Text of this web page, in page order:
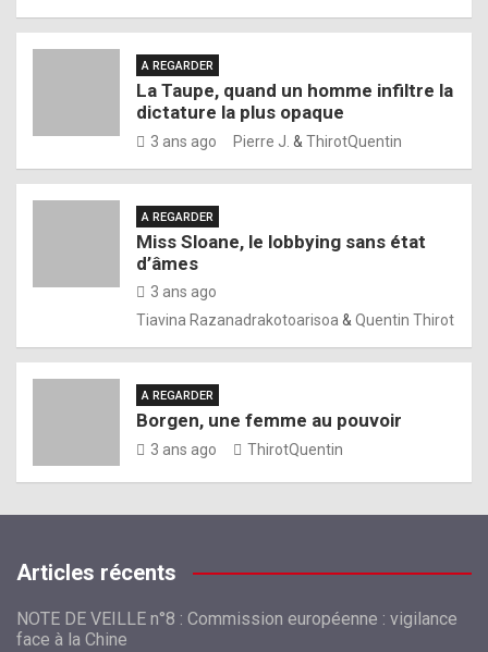
A REGARDER
La Taupe, quand un homme infiltre la
dictature la plus opaque
3 ans ago Pierre J. & ThirotQuentin
A REGARDER
Miss Sloane, le lobbying sans état
d’âmes
3 ans ago
Tiavina Razanadrakotoarisoa & Quentin Thirot
A REGARDER
Borgen, une femme au pouvoir
3 ans ago ThirotQuentin
Articles récents
NOTE DE VEILLE n°8 : Commission européenne : vigilance
face à la Chine